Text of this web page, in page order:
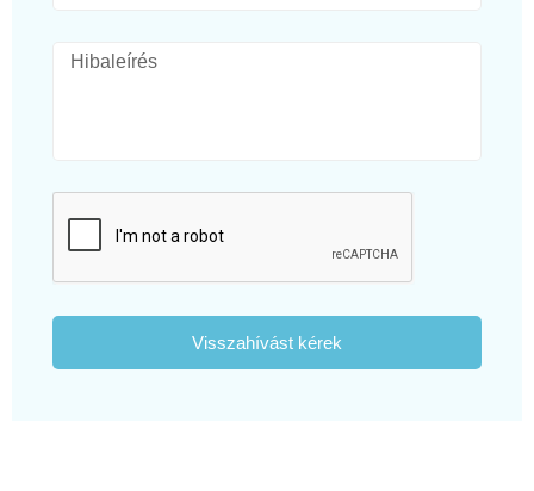
Visszahívást kérek